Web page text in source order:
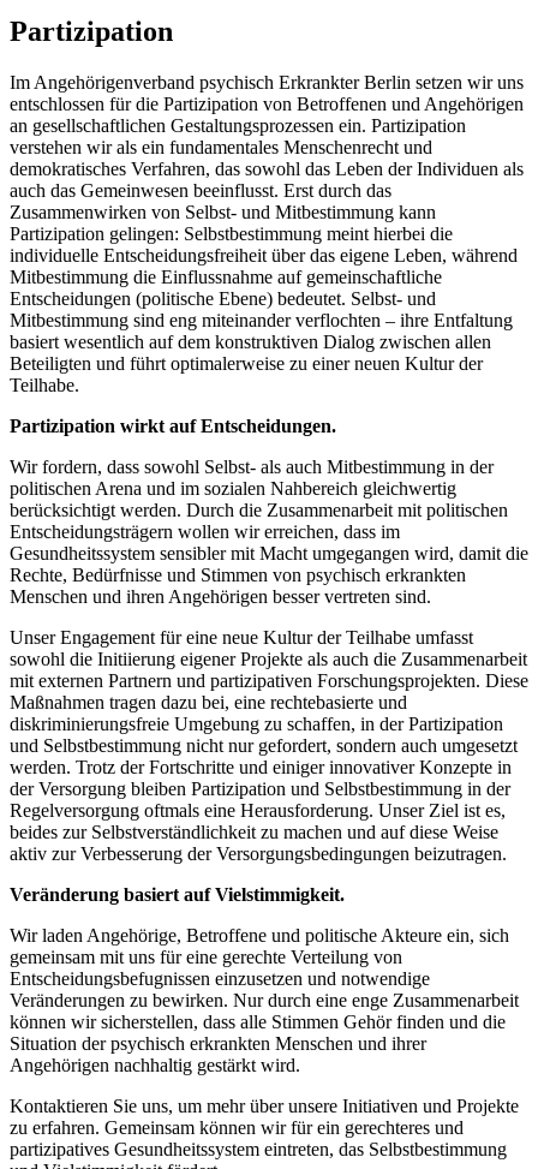
Partizipation
Im Angehörigenverband psychisch Erkrankter Berlin setzen wir uns
entschlossen für die Partizipation von Betroffenen und Angehörigen
an gesellschaftlichen Gestaltungsprozessen ein. Partizipation
verstehen wir als ein fundamentales Menschenrecht und
demokratisches Verfahren, das sowohl das Leben der Individuen als
auch das Gemeinwesen beeinflusst. Erst durch das
Zusammenwirken von Selbst- und Mitbestimmung kann
Partizipation gelingen: Selbstbestimmung meint hierbei die
individuelle Entscheidungsfreiheit über das eigene Leben, während
Mitbestimmung die Einflussnahme auf gemeinschaftliche
Entscheidungen (politische Ebene) bedeutet. Selbst- und
Mitbestimmung sind eng miteinander verflochten – ihre Entfaltung
basiert wesentlich auf dem konstruktiven Dialog zwischen allen
Beteiligten und führt optimalerweise zu einer neuen Kultur der
Teilhabe.
Partizipation wirkt auf Entscheidungen.
Wir fordern, dass sowohl Selbst- als auch Mitbestimmung in der
politischen Arena und im sozialen Nahbereich gleichwertig
berücksichtigt werden. Durch die Zusammenarbeit mit politischen
Entscheidungsträgern wollen wir erreichen, dass im
Gesundheitssystem sensibler mit Macht umgegangen wird, damit die
Rechte, Bedürfnisse und Stimmen von psychisch erkrankten
Menschen und ihren Angehörigen besser vertreten sind.
Unser Engagement für eine neue Kultur der Teilhabe umfasst
sowohl die Initiierung eigener Projekte als auch die Zusammenarbeit
mit externen Partnern und partizipativen Forschungsprojekten. Diese
Maßnahmen tragen dazu bei, eine rechtebasierte und
diskriminierungsfreie Umgebung zu schaffen, in der Partizipation
und Selbstbestimmung nicht nur gefordert, sondern auch umgesetzt
werden. Trotz der Fortschritte und einiger innovativer Konzepte in
der Versorgung bleiben Partizipation und Selbstbestimmung in der
Regelversorgung oftmals eine Herausforderung. Unser Ziel ist es,
beides zur Selbstverständlichkeit zu machen und auf diese Weise
aktiv zur Verbesserung der Versorgungsbedingungen beizutragen.
Veränderung basiert auf Vielstimmigkeit.
Wir laden Angehörige, Betroffene und politische Akteure ein, sich
gemeinsam mit uns für eine gerechte Verteilung von
Entscheidungsbefugnissen einzusetzen und notwendige
Veränderungen zu bewirken. Nur durch eine enge Zusammenarbeit
können wir sicherstellen, dass alle Stimmen Gehör finden und die
Situation der psychisch erkrankten Menschen und ihrer
Angehörigen nachhaltig gestärkt wird.
Kontaktieren Sie uns, um mehr über unsere Initiativen und Projekte
zu erfahren. Gemeinsam können wir für ein gerechteres und
partizipatives Gesundheitssystem eintreten, das Selbstbestimmung